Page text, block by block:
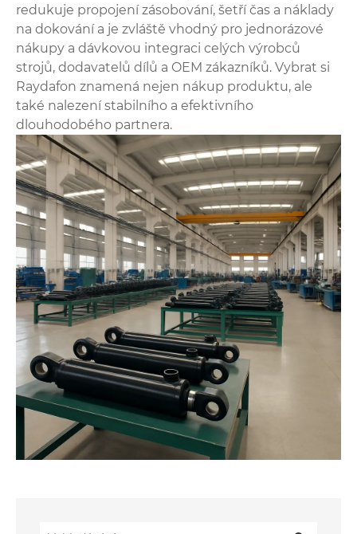
redukuje propojení zásobování, šetří čas a náklady
na dokování a je zvláště vhodný pro jednorázové
nákupy a dávkovou integraci celých výrobců
strojů, dodavatelů dílů a OEM zákazníků. Vybrat si
Raydafon znamená nejen nákup produktu, ale
také nalezení stabilního a efektivního
dlouhodobého partnera.